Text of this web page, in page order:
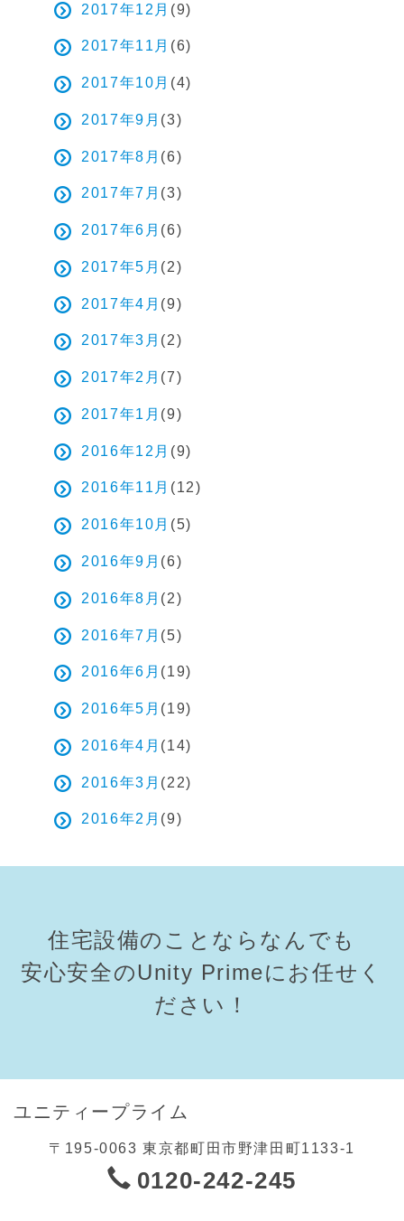
2017年12月 (9)
2017年11月 (6)
2017年10月 (4)
2017年9月 (3)
2017年8月 (6)
2017年7月 (3)
2017年6月 (6)
2017年5月 (2)
2017年4月 (9)
2017年3月 (2)
2017年2月 (7)
2017年1月 (9)
2016年12月 (9)
2016年11月 (12)
2016年10月 (5)
2016年9月 (6)
2016年8月 (2)
2016年7月 (5)
2016年6月 (19)
2016年5月 (19)
2016年4月 (14)
2016年3月 (22)
2016年2月 (9)
住宅設備のことならなんでも
安心安全のUnity Primeにお任せく
ださい！
ユニティープライム
〒195-0063 東京都町田市野津田町1133-1
0120-242-245